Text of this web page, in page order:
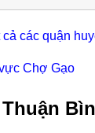
các quận
Chợ Gạo